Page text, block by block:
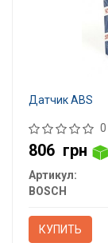
Датчик ABS
806 грн
Артикул:
BOSCH
КУПИТЬ